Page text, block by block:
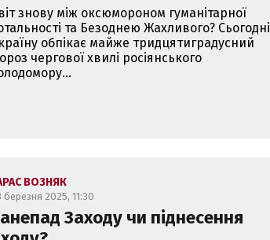
знову між оксюмороном гуманітарної
та Безоднею Жахливого? Сьогодні
обпікає майже тридцятиградусний
чергової хвилі росіянського
ВОЗНЯК
березня 2025, 11:30
Заходу чи піднесення